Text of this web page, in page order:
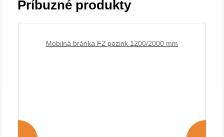
Príbuzné produkty
Mobilná bránka F2 pozink 1200/2000 mm